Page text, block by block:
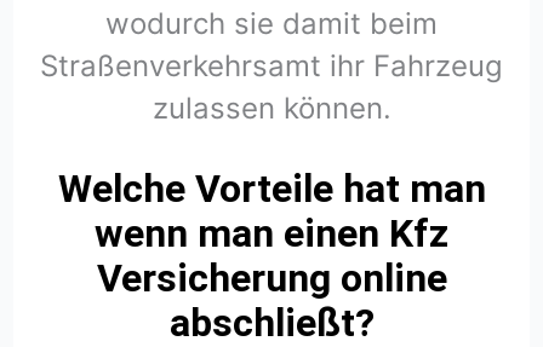
wodurch sie damit beim
Straßenverkehrsamt ihr Fahrzeug
zulassen können.
Welche Vorteile hat man
wenn man einen Kfz
Versicherung online
abschließt?